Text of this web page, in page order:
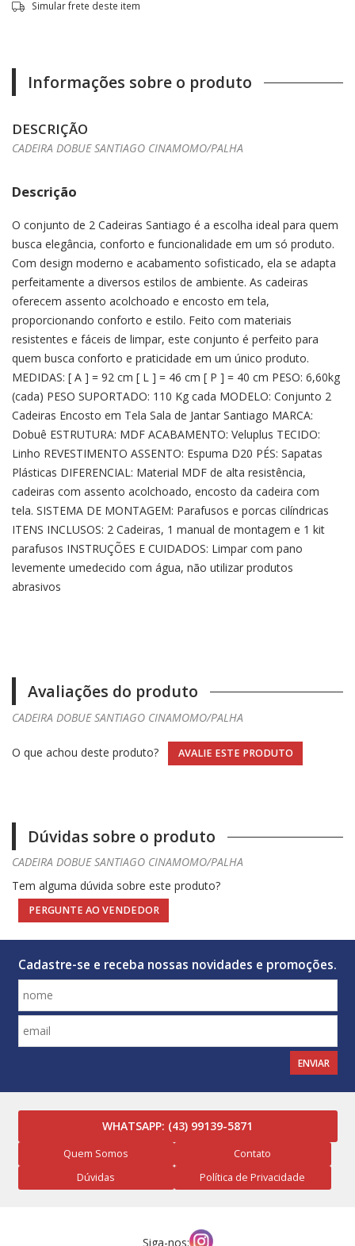
Simular frete deste item
Informações sobre o produto
DESCRIÇÃO
CADEIRA DOBUE SANTIAGO CINAMOMO/PALHA
Descrição
O conjunto de 2 Cadeiras Santiago é a escolha ideal para quem
busca elegância, conforto e funcionalidade em um só produto.
Com design moderno e acabamento sofisticado, ela se adapta
perfeitamente a diversos estilos de ambiente. As cadeiras
oferecem assento acolchoado e encosto em tela,
proporcionando conforto e estilo. Feito com materiais
resistentes e fáceis de limpar, este conjunto é perfeito para
quem busca conforto e praticidade em um único produto.
MEDIDAS: [ A ] = 92 cm [ L ] = 46 cm [ P ] = 40 cm PESO: 6,60kg
(cada) PESO SUPORTADO: 110 Kg cada MODELO: Conjunto 2
Cadeiras Encosto em Tela Sala de Jantar Santiago MARCA:
Dobuê ESTRUTURA: MDF ACABAMENTO: Veluplus TECIDO:
Linho REVESTIMENTO ASSENTO: Espuma D20 PÉS: Sapatas
Plásticas DIFERENCIAL: Material MDF de alta resistência,
cadeiras com assento acolchoado, encosto da cadeira com
tela. SISTEMA DE MONTAGEM: Parafusos e porcas cilíndricas
ITENS INCLUSOS: 2 Cadeiras, 1 manual de montagem e 1 kit
parafusos INSTRUÇÕES E CUIDADOS: Limpar com pano
levemente umedecido com água, não utilizar produtos
abrasivos
Avaliações do produto
CADEIRA DOBUE SANTIAGO CINAMOMO/PALHA
O que achou deste produto? AVALIE ESTE PRODUTO
Dúvidas sobre o produto
CADEIRA DOBUE SANTIAGO CINAMOMO/PALHA
Tem alguma dúvida sobre este produto?
PERGUNTE AO VENDEDOR
Cadastre-se e receba nossas novidades e promoções.
ENVIAR
WHATSAPP: (43) 99139-5871
Quem Somos
Contato
Dúvidas
Política de Privacidade
Siga-nos: